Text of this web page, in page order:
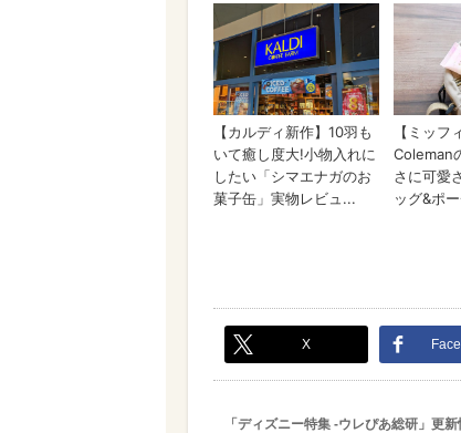
X
「ディズニー特集 -ウレぴあ総研」更